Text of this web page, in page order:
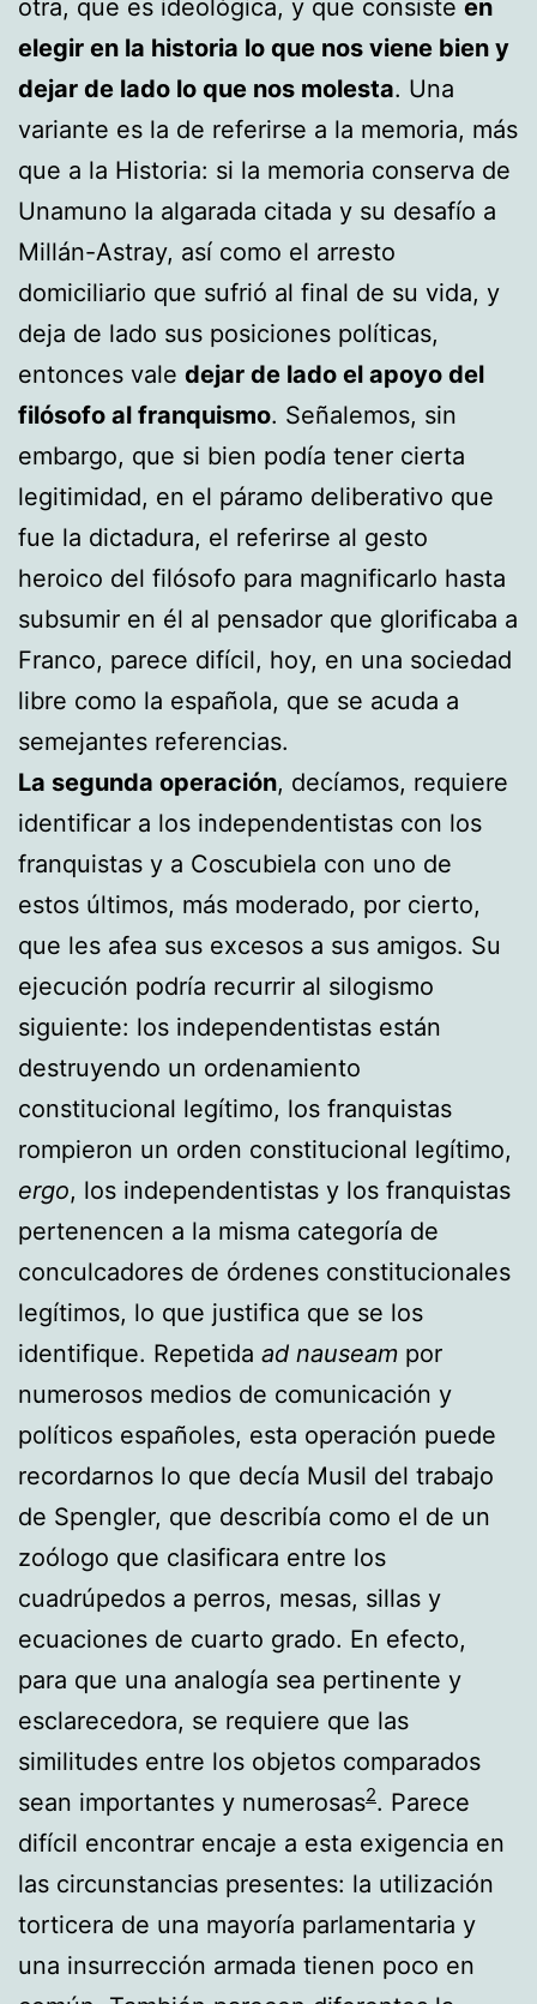
otra, que es ideológica, y que consiste en
elegir en la historia lo que nos viene bien y
dejar de lado lo que nos molesta. Una
variante es la de referirse a la memoria, más
que a la Historia: si la memoria conserva de
Unamuno la algarada citada y su desafío a
Millán-Astray, así como el arresto
domiciliario que sufrió al final de su vida, y
deja de lado sus posiciones políticas,
entonces vale dejar de lado el apoyo del
filósofo al franquismo. Señalemos, sin
embargo, que si bien podía tener cierta
legitimidad, en el páramo deliberativo que
fue la dictadura, el referirse al gesto
heroico del filósofo para magnificarlo hasta
subsumir en él al pensador que glorificaba a
Franco, parece difícil, hoy, en una sociedad
libre como la española, que se acuda a
semejantes referencias.
La segunda operación, decíamos, requiere
identificar a los independentistas con los
franquistas y a Coscubiela con uno de
estos últimos, más moderado, por cierto,
que les afea sus excesos a sus amigos. Su
ejecución podría recurrir al silogismo
siguiente: los independentistas están
destruyendo un ordenamiento
constitucional legítimo, los franquistas
rompieron un orden constitucional legítimo,
ergo, los independentistas y los franquistas
pertenencen a la misma categoría de
conculcadores de órdenes constitucionales
legítimos, lo que justifica que se los
identifique. Repetida ad nauseam por
numerosos medios de comunicación y
políticos españoles, esta operación puede
recordarnos lo que decía Musil del trabajo
de Spengler, que describía como el de un
zoólogo que clasificara entre los
cuadrúpedos a perros, mesas, sillas y
ecuaciones de cuarto grado. En efecto,
para que una analogía sea pertinente y
esclarecedora, se requiere que las
similitudes entre los objetos comparados
sean importantes y numerosas2. Parece
difícil encontrar encaje a esta exigencia en
las circunstancias presentes: la utilización
torticera de una mayoría parlamentaria y
una insurrección armada tienen poco en